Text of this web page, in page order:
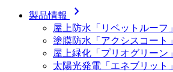
製品情報 chevron_right
屋上防水「リベットルーフ」
塗膜防水「アクシスコート」
屋上緑化「プリオグリーン」
太陽光発電「エネブリット」